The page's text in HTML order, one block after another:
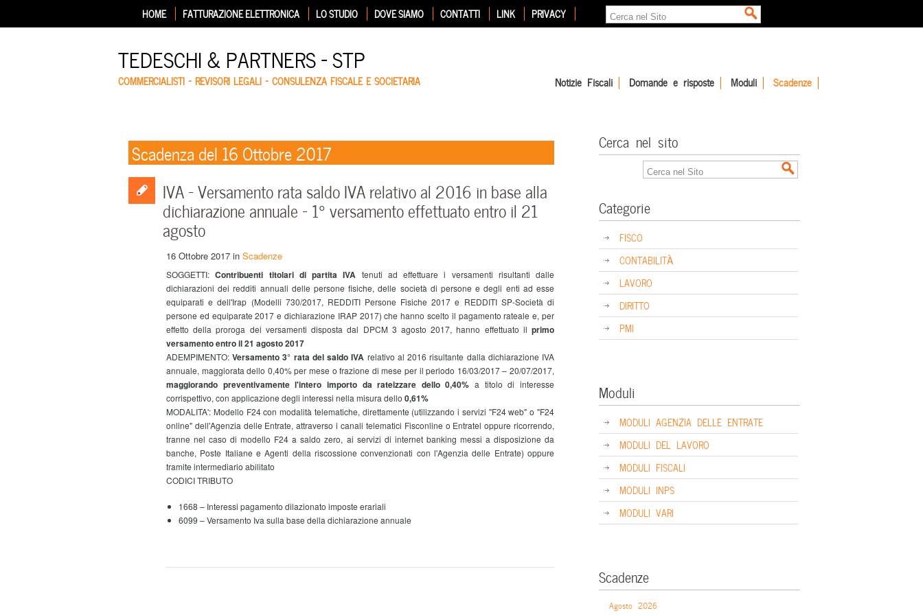
HOME FATTURAZIONE ELETTRONICA LO STUDIO DOVE SIAMO CONTATTI LINK PRIVACY
TEDESCHI & PARTNERS – STP
COMMERCIALISTI – REVISORI LEGALI – CONSULENZA FISCALE E SOCIETARIA Notizie Fiscali Domande e risposte Moduli Scadenze
Scadenza del 16 Ottobre 2017
IVA – Versamento rata saldo IVA relativo al 2016 in base alla
dichiarazione annuale – 1° versamento effettuato entro il 21
agosto
16 Ottobre 2017 in Scadenze
SOGGETTI: Contribuenti titolari di partita IVA tenuti ad effettuare i versamenti risultanti dalle
dichiarazioni dei redditi annuali delle persone fisiche, delle società di persone e degli enti ad esse
equiparati e dell'Irap (Modelli 730/2017, REDDITI Persone Fisiche 2017 e REDDITI SP-Società di
persone ed equiparate 2017 e dichiarazione IRAP 2017) che hanno scelto il pagamento rateale e, per
effetto della proroga dei versamenti disposta dal DPCM 3 agosto 2017, hanno effettuato il primo
versamento entro il 21 agosto 2017
ADEMPIMENTO:Versamento 3° rata del saldo IVA relativo al 2016 risultante dalla dichiarazione IVA
annuale, maggiorata dello 0,40% per mese o frazione di mese per il periodo 16/03/2017 – 20/07/2017,
maggiorando preventivamente l'intero importo da rateizzare dello 0,40%a titolo di interesse
corrispettivo, con applicazione degli interessi nella misura dello 0,61%
MODALITA': Modello F24 con modalità telematiche, direttamente (utilizzando i servizi "F24 web" o "F24
online" dell'Agenzia delle Entrate, attraverso i canali telematici Fisconline o Entratel oppure ricorrendo,
tranne nel caso di modello F24 a saldo zero, ai servizi di internet banking messi a disposizione da
banche, Poste Italiane e Agenti della riscossione convenzionati con l'Agenzia delle Entrate) oppure
tramite intermediario abilitato
CODICI TRIBUTO
1668 – Interessi pagamento dilazionato imposte erariali
6099 – Versamento Iva sulla base della dichiarazione annuale
Cerca nel sito
Categorie
FISCO
CONTABILITÀ
LAVORO
DIRITTO
PMI
Moduli
MODULI AGENZIA DELLE ENTRATE
MODULI DEL LAVORO
MODULI FISCALI
MODULI INPS
MODULI VARI
Scadenze
Agosto 2026